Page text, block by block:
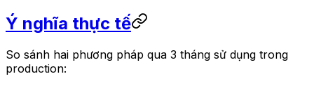
Ý nghĩa thực tế
So sánh hai phương pháp qua 3 tháng sử dụng trong
production: